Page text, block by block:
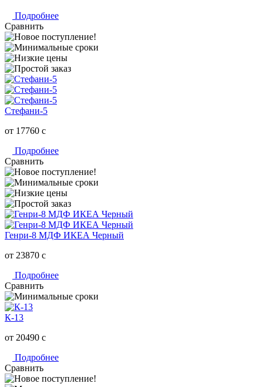
Подробнее
Сравнить
Стефани-5
от 17760 c
Подробнее
Сравнить
Генри-8 МДФ ИКЕА Черный
от 23870 c
Подробнее
Сравнить
К-13
от 20490 c
Подробнее
Сравнить